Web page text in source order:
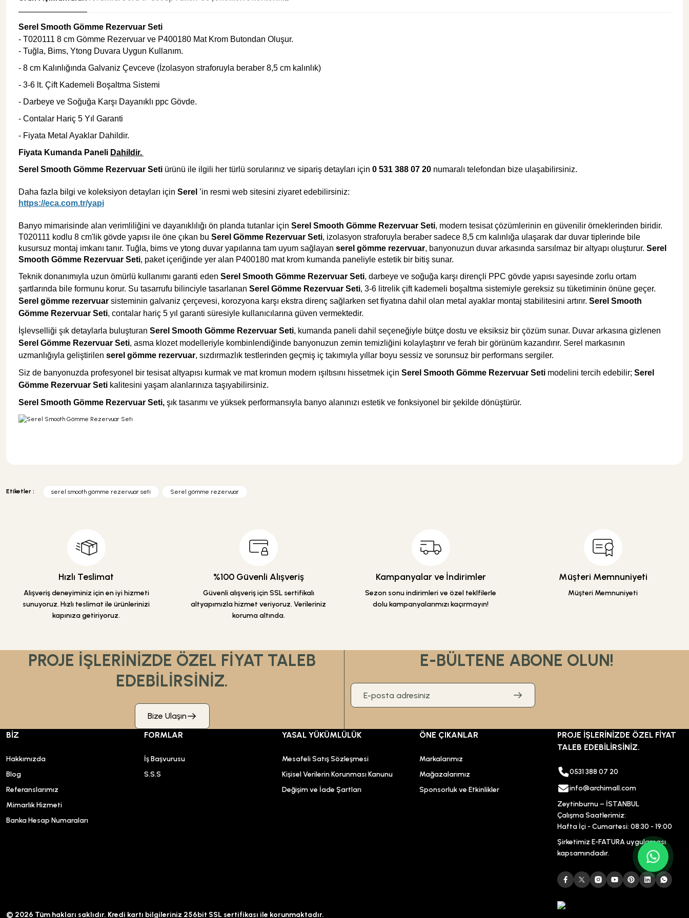
1.748,40 TL %50
Serel Smooth Gömme Rezervuar Seti
- T020111 8 cm Gömme Rezervuar ve P400180 Mat Krom Butondan Oluşur.
- Tuğla, Bims, Ytong Duvara Uygun Kullanım.
- 8 cm Kalınlığında Galvaniz Çevceve (İzolasyon straforuyla beraber 8,5 cm kalınlık)
- 3-6 lt. Çift Kademeli Boşaltma Sistemi
- Darbeye ve Soğuğa Karşı Dayanıklı ppc Gövde.
- Contalar Hariç 5 Yıl Garanti
- Fiyata Metal Ayaklar Dahildir.
Fiyata Kumanda Paneli Dahildir.
Serel Smooth Gömme Rezervuar Seti ürünü ile ilgili her türlü sorularınız ve sipariş detayları için 0 531 388 07 20 numaralı telefondan bize ulaşabilirsiniz.
Daha fazla bilgi ve koleksiyon detayları için Serel ’in resmi web sitesini ziyaret edebilirsiniz:
https://eca.com.tr/yapi
Banyo mimarisinde alan verimliliğini ve dayanıklılığı ön planda tutanlar için Serel Smooth Gömme Rezervuar Seti, modern tesisat çözümlerinin en güvenilir örneklerinden biridir.
T020111 kodlu 8 cm'lik gövde yapısı ile öne çıkan bu Serel Gömme Rezervuar Seti, izolasyon straforuyla beraber sadece 8,5 cm kalınlığa ulaşarak dar duvar tiplerinde bile
kusursuz montaj imkanı tanır. Tuğla, bims ve ytong duvar yapılarına tam uyum sağlayan serel gömme rezervuar, banyonuzun duvar arkasında sarsılmaz bir altyapı oluşturur. Serel
Smooth Gömme Rezervuar Seti, paket içeriğinde yer alan P400180 mat krom kumanda paneliyle estetik bir bitiş sunar.
Teknik donanımıyla uzun ömürlü kullanımı garanti eden Serel Smooth Gömme Rezervuar Seti, darbeye ve soğuğa karşı dirençli PPC gövde yapısı sayesinde zorlu ortam
şartlarında bile formunu korur. Su tasarrufu bilinciyle tasarlanan Serel Gömme Rezervuar Seti, 3-6 litrelik çift kademeli boşaltma sistemiyle gereksiz su tüketiminin önüne geçer.
Serel gömme rezervuar sisteminin galvaniz çerçevesi, korozyona karşı ekstra direnç sağlarken set fiyatına dahil olan metal ayaklar montaj stabilitesini artırır. Serel Smooth
Gömme Rezervuar Seti, contalar hariç 5 yıl garanti süresiyle kullanıcılarına güven vermektedir.
İşlevselliği şık detaylarla buluşturan Serel Smooth Gömme Rezervuar Seti, kumanda paneli dahil seçeneğiyle bütçe dostu ve eksiksiz bir çözüm sunar. Duvar arkasına gizlenen
Serel Gömme Rezervuar Seti, asma klozet modelleriyle kombinlendiğinde banyonuzun zemin temizliğini kolaylaştırır ve ferah bir görünüm kazandırır. Serel markasının
uzmanlığıyla geliştirilen serel gömme rezervuar, sızdırmazlık testlerinden geçmiş iç takımıyla yıllar boyu sessiz ve sorunsuz bir performans sergiler.
Siz de banyonuzda profesyonel bir tesisat altyapısı kurmak ve mat kromun modern ışıltısını hissetmek için Serel Smooth Gömme Rezervuar Seti modelini tercih edebilir; Serel
Gömme Rezervuar Seti kalitesini yaşam alanlarınıza taşıyabilirsiniz.
Serel Smooth Gömme Rezervuar Seti, şık tasarımı ve yüksek performansıyla banyo alanınızı estetik ve fonksiyonel bir şekilde dönüştürür.
Ürün fiyatı diğer sitelerden daha pahalı.
Etiketler : serel smooth gömme rezervuar seti Serel gömme rezervuar
Hızlı Teslimat
Alışveriş deneyiminiz için en iyi hizmeti
sunuyoruz. Hızlı teslimat ile ürünlerinizi
kapınıza getiriyoruz.
%100 Güvenli Alışveriş
Güvenli alışveriş için SSL sertifikalı
altyapımızla hizmet veriyoruz. Verileriniz
koruma altında.
Kampanyalar ve İndirimler
Sezon sonu indirimleri ve özel teklfilerle
dolu kampanyalarımızı kaçırmayın!
Müşteri Memnuniyeti
Müşteri Memnuniyeti
PROJE İŞLERİNİZDE ÖZEL FİYAT TALEB
EDEBİLİRSİNİZ.
Bize Ulaşın
E-BÜLTENE ABONE OLUN!
BİZ
Hakkımızda
Blog
Referanslarımız
Mimarlık Hizmeti
Banka Hesap Numaraları
FORMLAR
İş Başvurusu
S.S.S
YASAL YÜKÜMLÜLÜK
Mesafeli Satış Sözleşmesi
Kişisel Verilerin Korunması Kanunu
Değişim ve İade Şartları
ÖNE ÇIKANLAR
Markalarımız
Mağazalarımız
Sponsorluk ve Etkinlikler
PROJE İŞLERİNİZDE ÖZEL FİYAT
TALEB EDEBİLİRSİNİZ.
0531 388 07 20
info@archimall.com
Zeytinburnu – İSTANBUL
Çalışma Saatlerimiz:
Hafta İçi - Cumartesi: 08:30 - 19:00
Şirketimiz E-FATURA uygulaması
kapsamındadır.
© 2026 Tüm hakları saklıdır. Kredi kartı bilgileriniz 256bit SSL sertifikası ile korunmaktadır.
Şok Duşlar
Spa Sauna Sistemler
Akıllı Klozet
Duş Kabinleri
Duş Kanalları ve Sifonlar
Tezgah